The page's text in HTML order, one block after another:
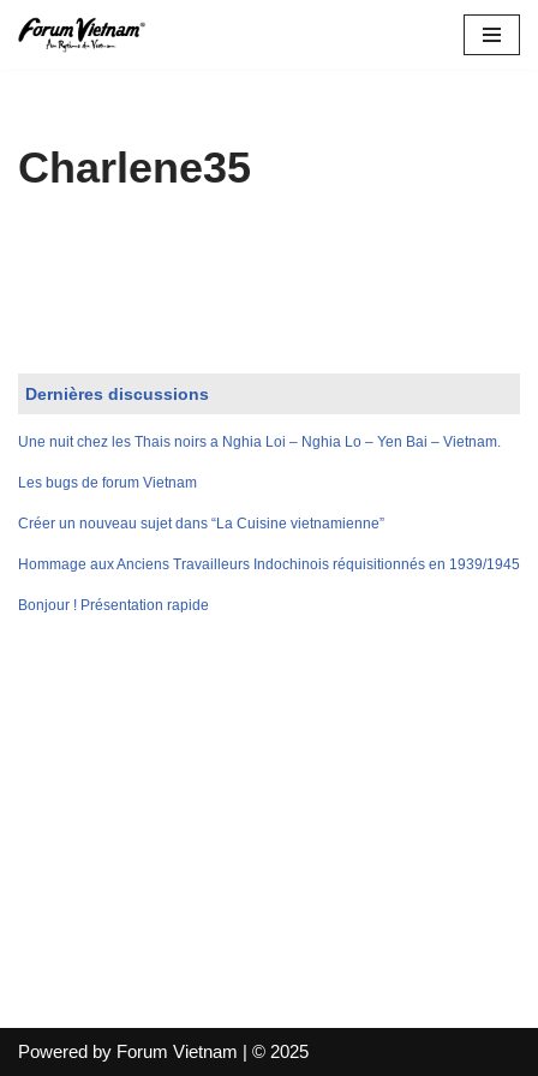
Charlene35
Dernières discussions
Une nuit chez les Thais noirs a Nghia Loi – Nghia Lo – Yen Bai – Vietnam.
Les bugs de forum Vietnam
Créer un nouveau sujet dans “La Cuisine vietnamienne”
Hommage aux Anciens Travailleurs Indochinois réquisitionnés en 1939/1945
Bonjour ! Présentation rapide
Powered by Forum Vietnam | © 2025